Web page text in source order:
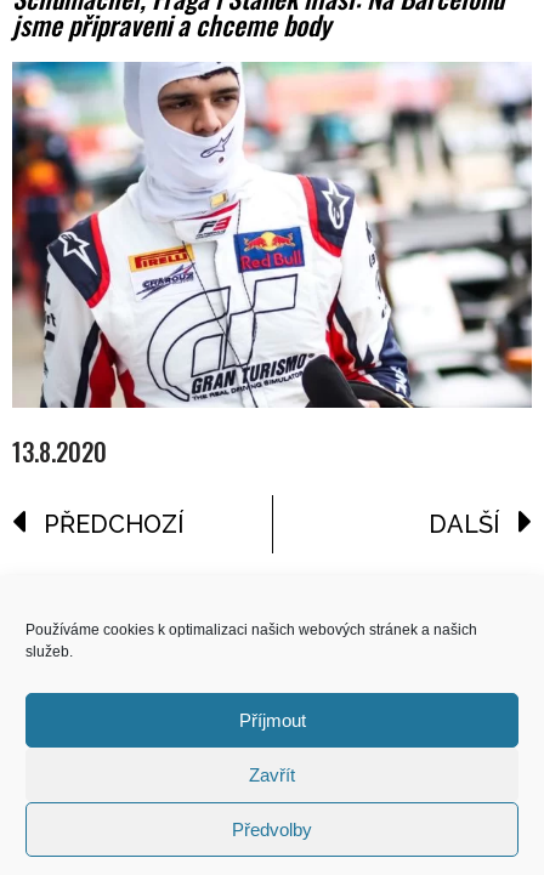
Používáme cookies k optimalizaci našich webových stránek a našich
služeb.
Příjmout
Zavřít
Předvolby
jsme připraveni a chceme body
13.8.2020
PŘEDCHOZÍ DALŠÍ
COPYRIGHT
© 2026 Speed Limit,
All Rights Reserved